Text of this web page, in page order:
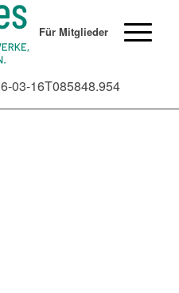
Für Mitglieder
03-16T085848.954